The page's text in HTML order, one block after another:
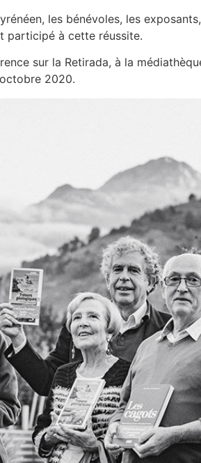
les bénévoles, les
participé à cette réussite.
sur la Retirada, à la
2020.